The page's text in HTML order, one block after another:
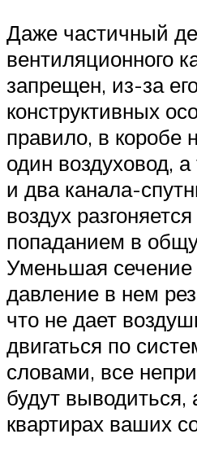
Даже частичный
вентиляционного
запрещен, из-за
конструктивных
правило, в коробе
один воздуховод,
и два канала-
воздух
попаданием в
Уменьшая сечение
давление в нем
что не дает
двигаться по
словами, все
будут выводиться,
квартирах ваших